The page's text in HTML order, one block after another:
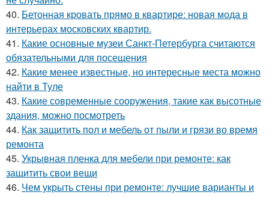
40. Бетонная кровать прямо в квартире: новая мода в
интерьерах московских квартир.
41. Какие основные музеи Санкт-Петербурга считаются
обязательными для посещения
42. Какие менее известные, но интересные места можно
найти в Туле
43. Какие современные сооружения, такие как высотные
здания, можно посмотреть
44. Как защитить пол и мебель от пыли и грязи во время
ремонта
45. Укрывная пленка для мебели при ремонте: как
защитить свои вещи
46. Чем укрыть стены при ремонте: лучшие варианты и